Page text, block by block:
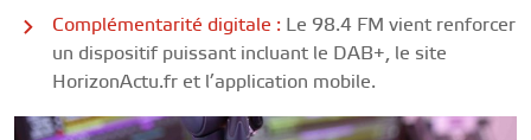
Complémentarité digitale : Le 98.4 FM vient renforcer
un dispositif puissant incluant le DAB+, le site
HorizonActu.fr et l’application mobile.